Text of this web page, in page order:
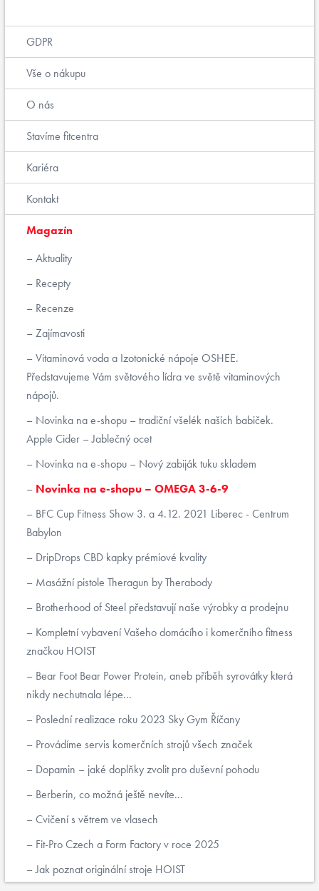
GDPR
Vše o nákupu
O nás
Stavíme fitcentra
Kariéra
Kontakt
Magazín
Aktuality
Recepty
Recenze
Zajímavosti
Vitaminová voda a Izotonické nápoje OSHEE.
Představujeme Vám světového lídra ve světě vitaminových
nápojů.
Novinka na e-shopu – tradiční všelék našich babiček.
Apple Cider – Jablečný ocet
Novinka na e-shopu – Nový zabiják tuku skladem
Novinka na e-shopu – OMEGA 3-6-9
BFC Cup Fitness Show 3. a 4.12. 2021 Liberec - Centrum
Babylon
DripDrops CBD kapky prémiové kvality
Masážní pistole Theragun by Therabody
Brotherhood of Steel představují naše výrobky a prodejnu
Kompletní vybavení Vašeho domácího i komerčního fitness
značkou HOIST
Bear Foot Bear Power Protein, aneb příběh syrovátky která
nikdy nechutnala lépe...
Poslední realizace roku 2023 Sky Gym Říčany
Provádíme servis komerčních strojů všech značek
Dopamin – jaké doplňky zvolit pro duševní pohodu
Berberin, co možná ještě nevíte...
Cvičení s větrem ve vlasech
Fit-Pro Czech a Form Factory v roce 2025
Jak poznat originální stroje HOIST